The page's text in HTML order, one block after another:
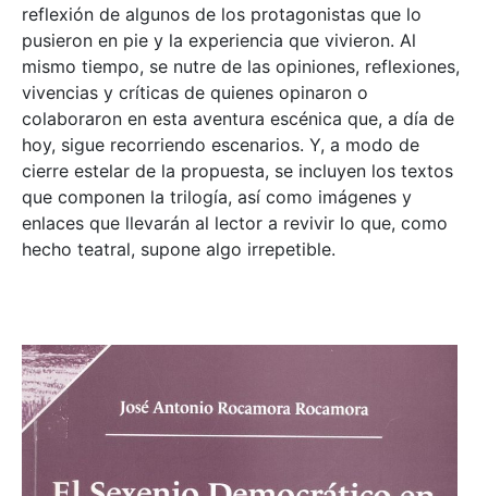
reflexión de algunos de los protagonistas que lo
pusieron en pie y la experiencia que vivieron. Al
mismo tiempo, se nutre de las opiniones, reflexiones,
vivencias y críticas de quienes opinaron o
colaboraron en esta aventura escénica que, a día de
hoy, sigue recorriendo escenarios. Y, a modo de
cierre estelar de la propuesta, se incluyen los textos
que componen la trilogía, así como imágenes y
enlaces que llevarán al lector a revivir lo que, como
hecho teatral, supone algo irrepetible.